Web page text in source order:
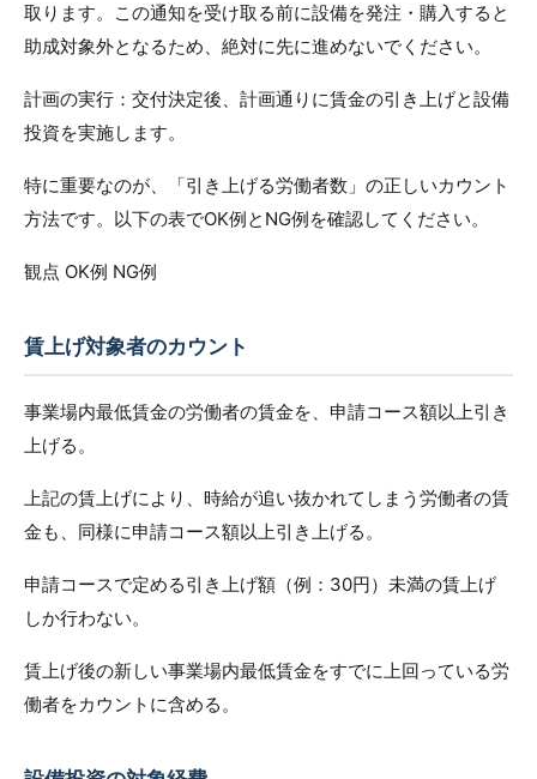
取ります。この通知を受け取る前に設備を発注・購入すると
助成対象外となるため、絶対に先に進めないでください。
計画の実行：交付決定後、計画通りに賃金の引き上げと設備
投資を実施します。
特に重要なのが、「引き上げる労働者数」の正しいカウント
方法です。以下の表でOK例とNG例を確認してください。
観点 OK例 NG例
賃上げ対象者のカウント
事業場内最低賃金の労働者の賃金を、申請コース額以上引き
上げる。
上記の賃上げにより、時給が追い抜かれてしまう労働者の賃
金も、同様に申請コース額以上引き上げる。
申請コースで定める引き上げ額（例：30円）未満の賃上げ
しか行わない。
賃上げ後の新しい事業場内最低賃金をすでに上回っている労
働者をカウントに含める。